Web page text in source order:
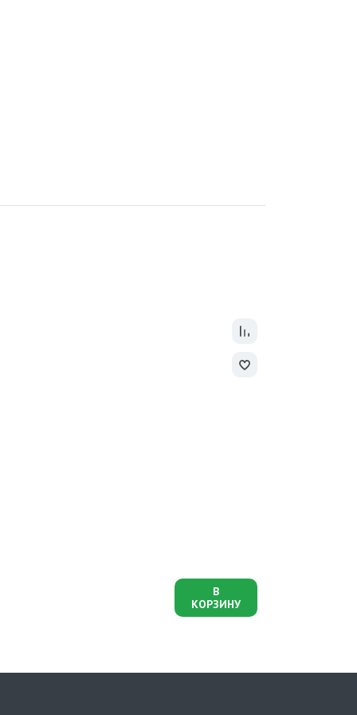
В
КОРЗИНУ